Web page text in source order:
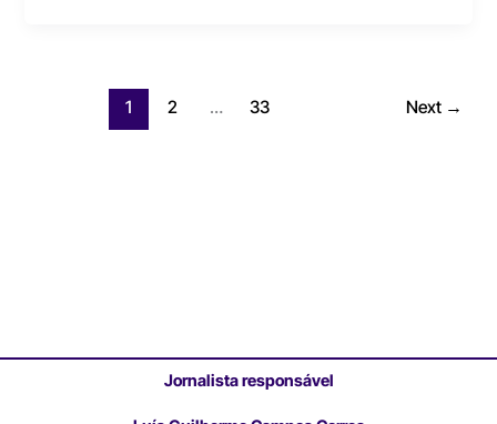
1 2 … 33 Next →
Jornalista responsável